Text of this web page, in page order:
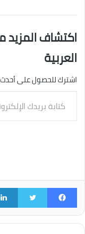
اكتشاف المزيد
العربية
اشترك للحصول على أحدث
بريدك
الإلكتروني...
فيسبوك